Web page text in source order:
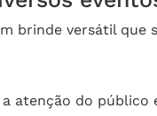
brinde versátil
atenção do público